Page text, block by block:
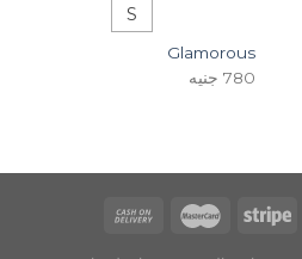
S
Glamorous
780 جنيه